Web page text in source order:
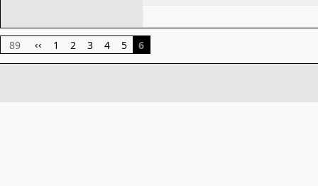
89 ‹‹ 1 2 3 4 5 6